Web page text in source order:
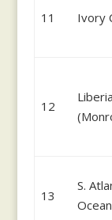
11 Ivory
12
Liberia
13
S.
Ocean